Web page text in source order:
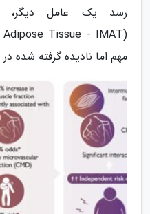
رسد یک عامل دیگر،
مهم اما نادیده گرفته شده